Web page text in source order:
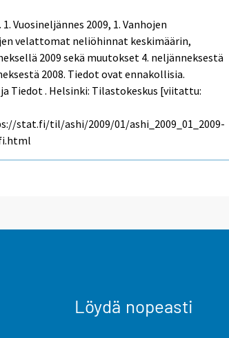
1. Vuosineljännes 2009, 1. Vanhojen
velattomat neliöhinnat keskimäärin,
2009 sekä muutokset 4. neljänneksestä
2008. Tiedot ovat ennakollisia.
Tiedot . Helsinki: Tilastokeskus [viitattu:
stat.fi/til/ashi/2009/01/ashi_2009_01_2009-
Löydä nopeasti